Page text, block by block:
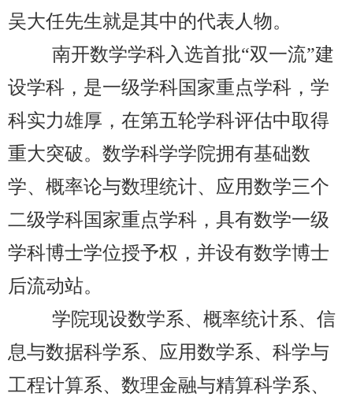
吴大任先生就是其中的代表人物。
南开数学学科入选首批“双一流”建
设学科，是一级学科国家重点学科，学
科实力雄厚，在第五轮学科评估中取得
重大突破。数学科学学院拥有基础数
学、概率论与数理统计、应用数学三个
二级学科国家重点学科，具有数学一级
学科博士学位授予权，并设有数学博士
后流动站。
学院现设数学系、概率统计系、信
息与数据科学系、应用数学系、科学与
工程计算系、数理金融与精算科学系、